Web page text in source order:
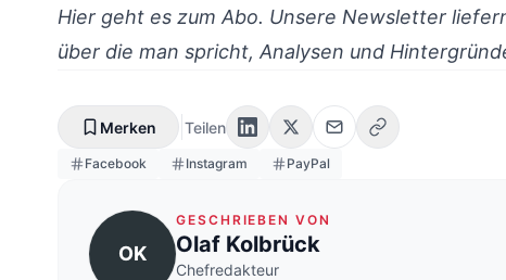
Hier geht es zum Abo. Unsere Newsletter
über die man spricht, Analysen und
Merken Teilen
Facebook Instagram PayPal
OK
GESCHRIEBEN VON
Olaf Kolbrück
Chefredakteur